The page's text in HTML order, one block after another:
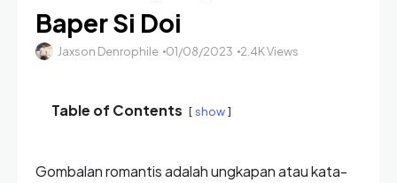
Baper Si Doi
Jaxson Denrophile 01/08/2023 2.4K Views
Table of Contents show
Gombalan romantis adalah ungkapan atau kata-